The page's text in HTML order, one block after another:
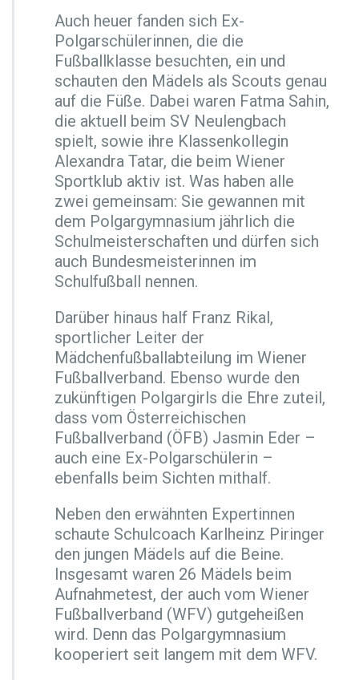
r
–
2
0.
S
i
c
h
t
u
n
g
i
n
g
f
r
d
ä
d
c
h
e
n
f
u
ß
b
Auch heuer fanden sich Ex-
Polgarschülerinnen, die die
Fußballklasse besuchten, ein und
schauten den Mädels als Scouts genau
auf die Füße. Dabei waren Fatma Sahin,
die aktuell beim SV Neulengbach
spielt, sowie ihre Klassenkollegin
Alexandra Tatar, die beim Wiener
Sportklub aktiv ist. Was haben alle
zwei gemeinsam: Sie gewannen mit
dem Polgargymnasium jährlich die
Schulmeisterschaften und dürfen sich
auch Bundesmeisterinnen im
Schulfußball nennen.
Darüber hinaus half Franz Rikal,
sportlicher Leiter der
Mädchenfußballabteilung im Wiener
Fußballverband. Ebenso wurde den
zukünftigen Polgargirls die Ehre zuteil,
dass vom Österreichischen
Fußballverband (ÖFB) Jasmin Eder –
auch eine Ex-Polgarschülerin –
ebenfalls beim Sichten mithalf.
Neben den erwähnten Expertinnen
schaute Schulcoach Karlheinz Piringer
den jungen Mädels auf die Beine.
Insgesamt waren 26 Mädels beim
Aufnahmetest, der auch vom Wiener
Fußballverband (WFV) gutgeheißen
wird. Denn das Polgargymnasium
kooperiert seit langem mit dem WFV.